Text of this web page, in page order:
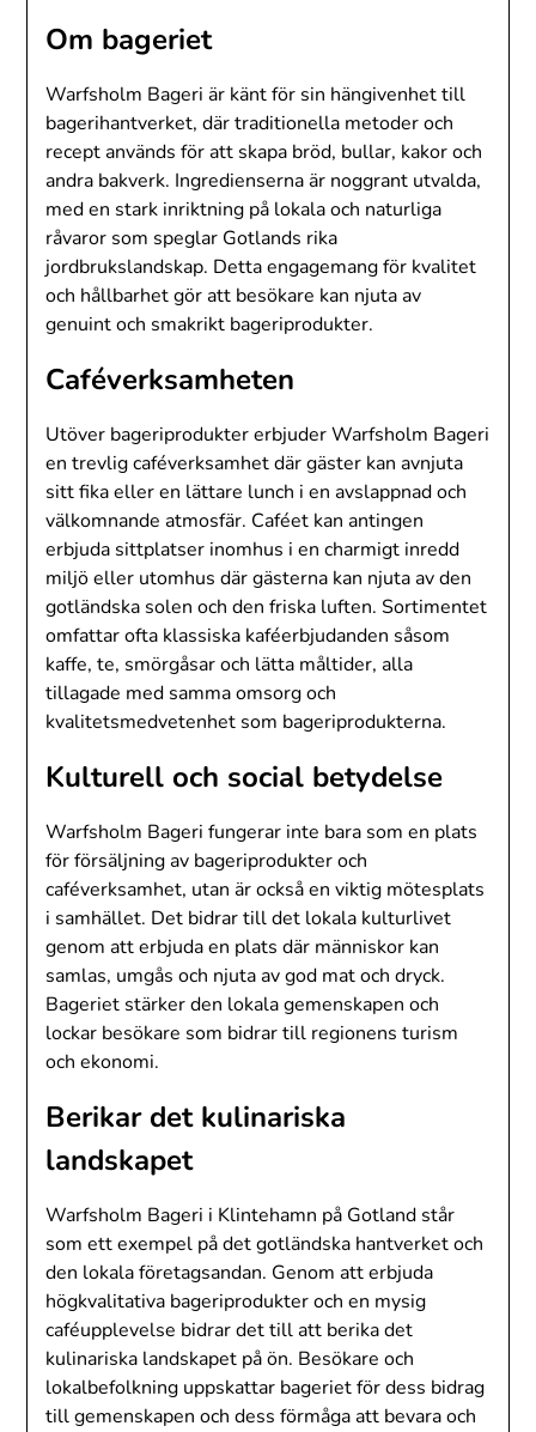
Om bageriet
Warfsholm Bageri är känt för sin hängivenhet till
bagerihantverket, där traditionella metoder och
recept används för att skapa bröd, bullar, kakor och
andra bakverk. Ingredienserna är noggrant utvalda,
med en stark inriktning på lokala och naturliga
råvaror som speglar Gotlands rika
jordbrukslandskap. Detta engagemang för kvalitet
och hållbarhet gör att besökare kan njuta av
genuint och smakrikt bageriprodukter.
Caféverksamheten
Utöver bageriprodukter erbjuder Warfsholm Bageri
en trevlig caféverksamhet där gäster kan avnjuta
sitt fika eller en lättare lunch i en avslappnad och
välkomnande atmosfär. Caféet kan antingen
erbjuda sittplatser inomhus i en charmigt inredd
miljö eller utomhus där gästerna kan njuta av den
gotländska solen och den friska luften. Sortimentet
omfattar ofta klassiska kaféerbjudanden såsom
kaffe, te, smörgåsar och lätta måltider, alla
tillagade med samma omsorg och
kvalitetsmedvetenhet som bageriprodukterna.
Kulturell och social betydelse
Warfsholm Bageri fungerar inte bara som en plats
för försäljning av bageriprodukter och
caféverksamhet, utan är också en viktig mötesplats
i samhället. Det bidrar till det lokala kulturlivet
genom att erbjuda en plats där människor kan
samlas, umgås och njuta av god mat och dryck.
Bageriet stärker den lokala gemenskapen och
lockar besökare som bidrar till regionens turism
och ekonomi.
Berikar det kulinariska
landskapet
Warfsholm Bageri i Klintehamn på Gotland står
som ett exempel på det gotländska hantverket och
den lokala företagsandan. Genom att erbjuda
högkvalitativa bageriprodukter och en mysig
caféupplevelse bidrar det till att berika det
kulinariska landskapet på ön. Besökare och
lokalbefolkning uppskattar bageriet för dess bidrag
till gemenskapen och dess förmåga att bevara och